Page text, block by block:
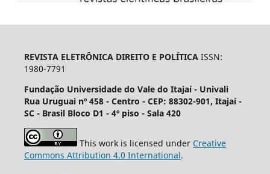
REVISTA ELETRÔNICA DIREITO E POLÍTICAISSN:
1980-7791
Fundação Universidade do Vale do Itajaí - Univali
Rua Uruguai nº 458 - Centro - CEP: 88302-901, Itajaí­ -
SC - Brasil Bloco D1 - 4º piso - Sala 420
This work is licensed under Creative
Commons Attribution 4.0 International.